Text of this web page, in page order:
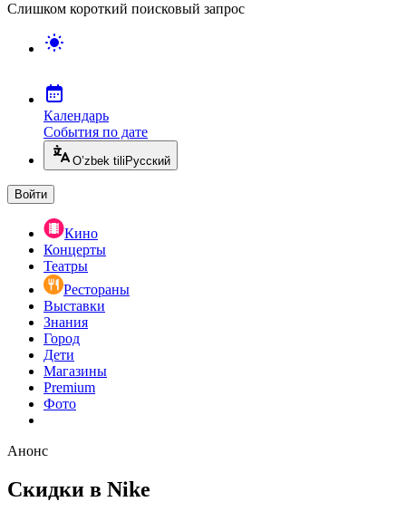
Слишком короткий поисковый запрос
Календарь
События по дате
O’zbek tili Русский
Войти
Кино
Концерты
Театры
Рестораны
Выставки
Знания
Город
Дети
Магазины
Premium
Фото
Анонс
Скидки в Nike